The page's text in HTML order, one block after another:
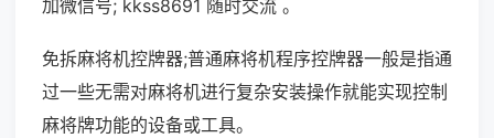
加微信号; kkss8691 随时交流 。
免拆麻将机控牌器;普通麻将机程序控牌器一般是指通
过一些无需对麻将机进行复杂安装操作就能实现控制
麻将牌功能的设备或工具。